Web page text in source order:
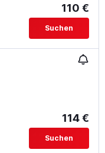
110 €
Suchen
114 €
Suchen